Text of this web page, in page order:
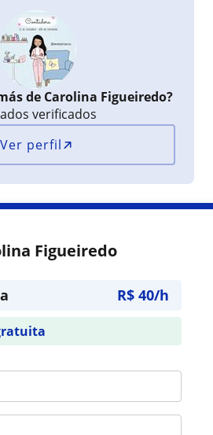
de Carolina Figueiredo?
verificados
Ver perfil
Figueiredo
R$ 40/h